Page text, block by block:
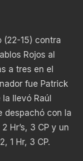
(22-15) contra
Rojos al
a tres en el
fue Patrick
llevó Raúl
despachó con la
Hr’s, 3 CP y un
1 Hr, 3 CP.